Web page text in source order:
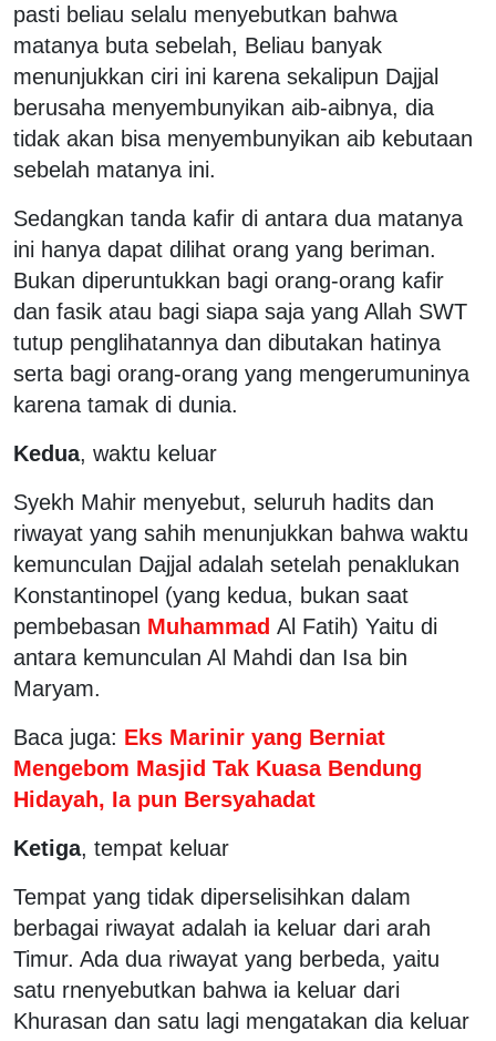
pasti beliau selalu menyebutkan bahwa
matanya buta sebelah, Beliau banyak
menunjukkan ciri ini karena sekalipun Dajjal
berusaha menyembunyikan aib-aibnya, dia
tidak akan bisa menyembunyikan aib kebutaan
sebelah matanya ini.
Sedangkan tanda kafir di antara dua matanya
ini hanya dapat dilihat orang yang beriman.
Bukan diperuntukkan bagi orang-orang kafir
dan fasik atau bagi siapa saja yang Allah SWT
tutup penglihatannya dan dibutakan hatinya
serta bagi orang-orang yang mengerumuninya
karena tamak di dunia.
Kedua, waktu keluar
Syekh Mahir menyebut, seluruh hadits dan
riwayat yang sahih menunjukkan bahwa waktu
kemunculan Dajjal adalah setelah penaklukan
Konstantinopel (yang kedua, bukan saat
pembebasan Muhammad Al Fatih) Yaitu di
antara kemunculan Al Mahdi dan Isa bin
Maryam.
Baca juga: Eks Marinir yang Berniat
Mengebom Masjid Tak Kuasa Bendung
Hidayah, Ia pun Bersyahadat
Ketiga, tempat keluar
Tempat yang tidak diperselisihkan dalam
berbagai riwayat adalah ia keluar dari arah
Timur. Ada dua riwayat yang berbeda, yaitu
satu rnenyebutkan bahwa ia keluar dari
Khurasan dan satu lagi mengatakan dia keluar